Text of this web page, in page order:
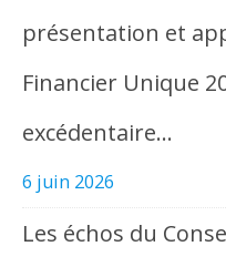
présentation et
Financier Unique
excédentaire…
6 juin 2026
Les échos du